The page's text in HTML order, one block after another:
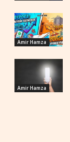
Amir Hamza
Amir Hamza